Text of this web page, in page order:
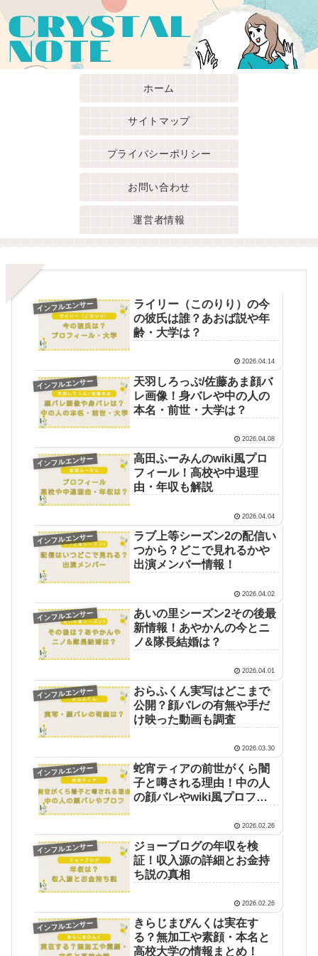
ホーム
サイトマップ
プライバシーポリシー
お問い合わせ
運営者情報
インフルエンサー
ライリー（このりり）の今
の彼氏は誰？あおば説や年
齢・大学は？
2026.04.14
インフルエンサー
天羽しろっぷ/佐藤あま顔バ
レ画像！身バレや中の人の
本名・前世・大学は？
2026.04.08
インフルエンサー
高田ふーみんのwiki風プロ
フィール！高校や中退理
由・年収も解説
2026.04.04
インフルエンサー
ラブ上等シーズン2の配信い
つから？どこで見れるかや
出演メンバー情報！
2026.04.02
インフルエンサー
あいの里シーズン2その後最
新情報！あやかんの今とニ
ノ&隊長結婚は？
2026.04.01
インフルエンサー
おらふくん実写はどこまで
公開？顔バレの有無や手だ
け映った動画も調査
2026.03.30
インフルエンサー
蛇宵ティアの前世がくら闇
子と噂される理由！中の人
の顔バレやwiki風プロフ
2026.02.26
インフルエンサー
ジョーブログの年収を検
証！収入源の詳細とお金持
ち説の真相
2026.02.26
インフルエンサー
きらじまぴんくは実在す
る？無加工や素顔・本名と
高校大学の情報まとめ！